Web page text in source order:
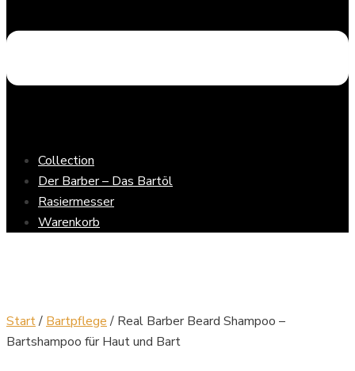
Collection
Der Barber – Das Bartöl
Rasiermesser
Warenkorb
Start/ Bartpflege/ Real Barber Beard Shampoo –
Bartshampoo für Haut und Bart